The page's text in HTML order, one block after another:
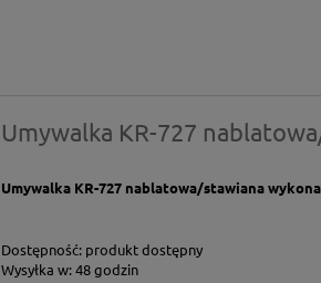
Umywalka KR-727
Umywalka KR-727 nablatowa/stawiana
Dostępność: produkt dostępny
Wysyłka w:48 godzin